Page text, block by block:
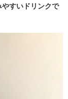
すいドリンクで